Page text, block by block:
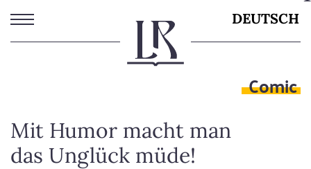
Direkt
zum
Inhalt
DEUTSCH
Comic
Mit Humor macht man
das Unglück müde!